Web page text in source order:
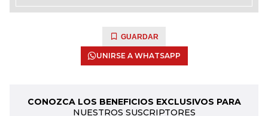
GUARDAR
UNIRSE A WHATSAPP
CONOZCA LOS BENEFICIOS EXCLUSIVOS PARA
NUESTROS SUSCRIPTORES